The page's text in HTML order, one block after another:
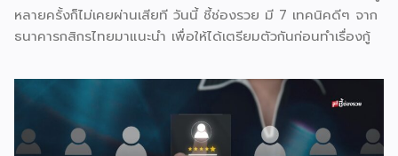
หลายครั้งก็ไม่เคยผ่านเสียที วันนี้ ชี้ช่องรวย มี 7 เทคนิคดีๆ จาก
ธนาคารกสิกรไทยมาแนะนำ เพื่อให้ได้เตรียมตัวกันก่อนทำเรื่องกู้